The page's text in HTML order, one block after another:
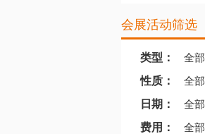
会展活动筛选
类型： 全部
性质：
全部
日期：
全部
费用：
全部